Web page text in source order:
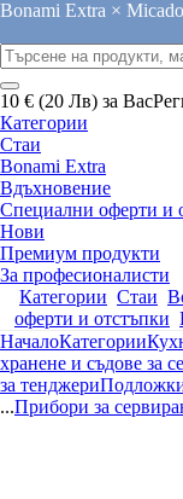
Bonami Extra ×
10 € (20 Лв) за Вас
Категории
Стаи
Bonami Extra
Вдъхновение
Специални оферти и
Нови
Премиум продукти
За професионалисти
Категории Стаи
оферти и отстъпки
НачалоКатегории
хранене и съдове за
за тенджери
...Прибори за